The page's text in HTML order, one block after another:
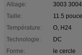
Alliage:
3003
Taille:
11.5
Température:
O, H24
Technologie:
DC
Forme:
le cercle